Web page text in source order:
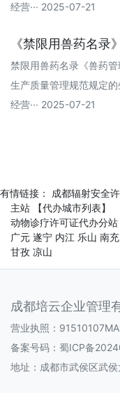
经营··· 2025-07-21
《禁限用兽药名录
禁限用兽药名录《兽药
生产质量管理规范规定
经营··· 2025-07-21
有情链接： 成都辐射安全
主站
【代办城市列表】
动物诊疗许可证代办分站
广元 遂宁 内江 乐山 南充
甘孜 凉山
成都培云企业管理
营业执照：
备案号码： 蜀ICP备
地址：成都市武侯区武